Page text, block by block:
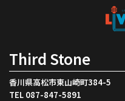
Third Stone
香川県高松市東山崎町384-5
TEL 087-847-5891